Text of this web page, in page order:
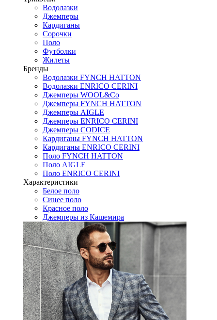
Водолазки
Джемперы
Кардиганы
Сорочки
Поло
Футболки
Жилеты
Бренды
Водолазки FYNCH HATTON
Водолазки ENRICO CERINI
Джемперы WOOL&Co
Джемперы FYNCH HATTON
Джемперы AIGLE
Джемперы ENRICO CERINI
Джемперы CODICE
Кардиганы FYNCH HATTON
Кардиганы ENRICO CERINI
Поло FYNCH HATTON
Поло AIGLE
Поло ENRICO CERINI
Характеристики
Белое поло
Синее поло
Красное поло
Джемперы из Кашемира